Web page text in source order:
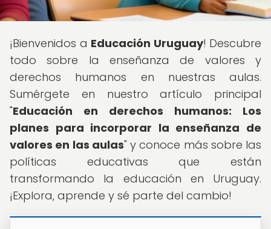
¡Bienvenidos a Educación Uruguay! Descubre
todo sobre la enseñanza de valores y
derechos humanos en nuestras aulas.
Sumérgete en nuestro artículo principal
"Educación en derechos humanos: Los
planes para incorporar la enseñanza de
valores en las aulas" y conoce más sobre las
políticas educativas que están
transformando la educación en Uruguay.
¡Explora, aprende y sé parte del cambio!